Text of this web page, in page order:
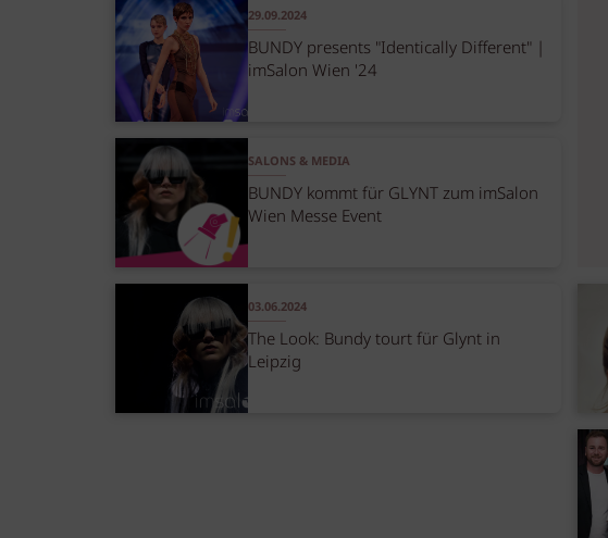
29.09.2024
BUNDY presents "Identically Different" |
imSalon Wien '24
SALONS & MEDIA
BUNDY kommt für GLYNT zum imSalon
Wien Messe Event
03.06.2024
The Look: Bundy tourt für Glynt in
Leipzig